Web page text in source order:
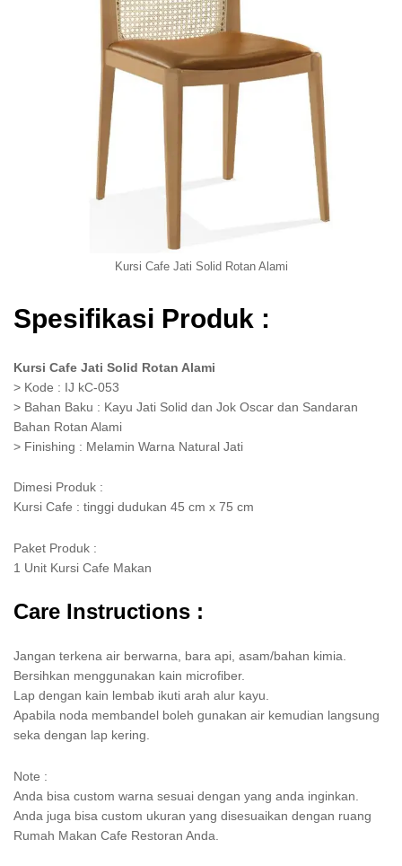
Kursi Cafe Jati Solid Rotan Alami
Spesifikasi Produk :
Kursi Cafe Jati Solid Rotan Alami
> Kode : IJ kC-053
> Bahan Baku : Kayu Jati Solid dan Jok Oscar dan Sandaran
Bahan Rotan Alami
> Finishing : Melamin Warna Natural Jati
Dimesi Produk :
Kursi Cafe : tinggi dudukan 45 cm x 75 cm
Paket Produk :
1 Unit Kursi Cafe Makan
Care Instructions :
Jangan terkena air berwarna, bara api, asam/bahan kimia.
Bersihkan menggunakan kain microfiber.
Lap dengan kain lembab ikuti arah alur kayu.
Apabila noda membandel boleh gunakan air kemudian langsung
seka dengan lap kering.
Note :
Anda bisa custom warna sesuai dengan yang anda inginkan.
Anda juga bisa custom ukuran yang disesuaikan dengan ruang
Rumah Makan Cafe Restoran Anda.